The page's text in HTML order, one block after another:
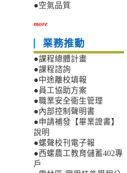
●空氣品質
more
業務推動
●課程總體計畫
●課程諮詢
●中途離校填報
●員工協助方案
●職業安全衛生管理
●內部控制聲明書
●申請補發【畢業證書】
說明
●螺聲校刊電子報
●西螺農工教育儲蓄402專
戶